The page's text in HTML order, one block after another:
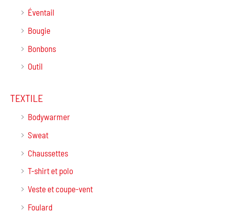
Éventail
Bougie
Bonbons
Outil
TEXTILE
Bodywarmer
Sweat
Chaussettes
T-shirt et polo
Veste et coupe-vent
Foulard